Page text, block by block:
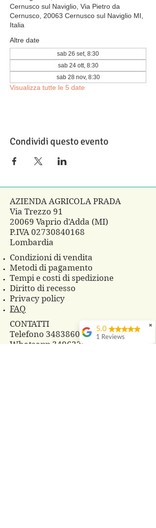
Cernusco sul Naviglio, Via Pietro da
Cernusco, 20063 Cernusco sul Naviglio MI,
Italia
Altre date
sab 26 set, 8:30
sab 24 ott, 8:30
sab 28 nov, 8:30
Visualizza tutte le 5 date
Condividi questo evento
AZIENDA AGRICOLA PRADA
Via Trezzo 91
20069 Vaprio d'Adda (MI)
P.IVA 02730840168
Lombardia
Condizioni di vendita
Metodi di pagamento
Tempi e costi di spedizione
Diritto di recesso
Privacy policy
FAQ
CONTATTI
Telefono 3483860825
Whatsapp 3496229607
✖
5.0
1 Reviews